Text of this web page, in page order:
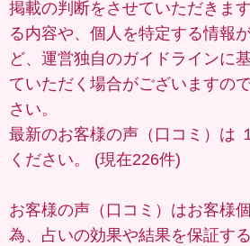
掲載の判断をさせていただきま
る内容や、個人を特定する情報
ど、運営独自のガイドラインに
ていただく場合がございますの
さい。
最新のお客様の声（口コミ）は
ください。 (現在226件)
お客様の声（口コミ）はお客様
為、占いの効果や結果を保証す